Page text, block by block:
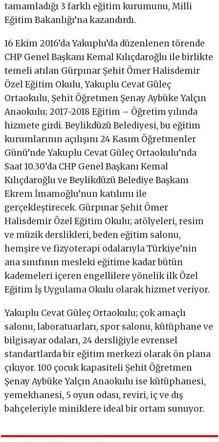
tamamladığı 3 farklı eğitim kurumunu, Milli
Eğitim Bakanlığı’na kazandırdı.
16 Ekim 2016’da Yakuplu’da düzenlenen törende
CHP Genel Başkanı Kemal Kılıçdaroğlu ile birlikte
temeli atılan Gürpınar Şehit Ömer Halisdemir
Özel Eğitim Okulu, Yakuplu Cevat Güleç
Ortaokulu, Şehit Öğretmen Şenay Aybüke Yalçın
Anaokulu; 2017-2018 Eğitim – Öğretim yılında
hizmete girdi. Beylikdüzü Belediyesi, bu eğitim
kurumlarının açılışını 24 Kasım Öğretmenler
Günü’nde Yakuplu Cevat Güleç Ortaokulu’nda
Saat 10.30’da CHP Genel Başkanı Kemal
Kılıçdaroğlu ve Beylikdüzü Belediye Başkanı
Ekrem İmamoğlu’nun katılımı ile
gerçekleştirecek. Gürpınar Şehit Ömer
Halisdemir Özel Eğitim Okulu; atölyeleri, resim
ve müzik derslikleri, beden eğitim salonu,
hemşire ve fizyoterapi odalarıyla Türkiye’nin
ana sınıfının mesleki eğitime kadar bütün
kademeleri içeren engellilere yönelik ilk Özel
Eğitim İş Uygulama Okulu olarak hizmet veriyor.
Yakuplu Cevat Güleç Ortaokulu; çok amaçlı
salonu, laboratuarları, spor salonu, kütüphane ve
bilgisayar odaları, 24 dersliğiyle evrensel
standartlarda bir eğitim merkezi olarak ön plana
çıkıyor. 100 çocuk kapasiteli Şehit Öğretmen
Şenay Aybüke Yalçın Anaokulu ise kütüphanesi,
yemekhanesi, 5 oyun odası, reviri, iç ve dış
bahçeleriyle miniklere ideal bir ortam sunuyor.